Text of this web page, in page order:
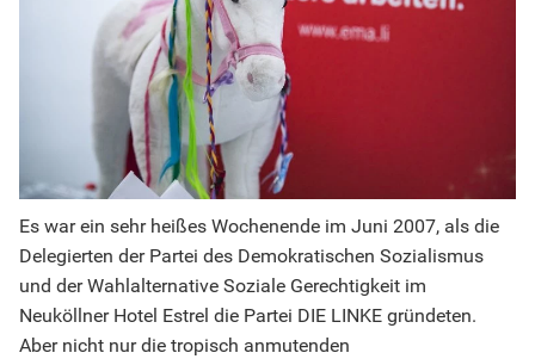
Es war ein sehr heißes Wochenende im Juni 2007, als die
Delegierten der Partei des Demokratischen Sozialismus
und der Wahlalternative Soziale Gerechtigkeit im
Neuköllner Hotel Estrel die Partei DIE LINKE gründeten.
Aber nicht nur die tropisch anmutenden